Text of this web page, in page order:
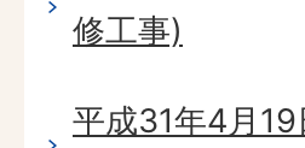
修工事)
平成31年4月